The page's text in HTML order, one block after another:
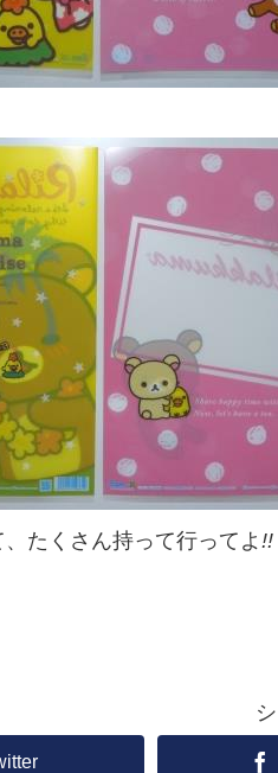
たくさん持って行ってよ !!